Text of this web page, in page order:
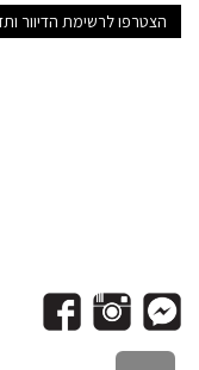
דואר
אלקטרוני